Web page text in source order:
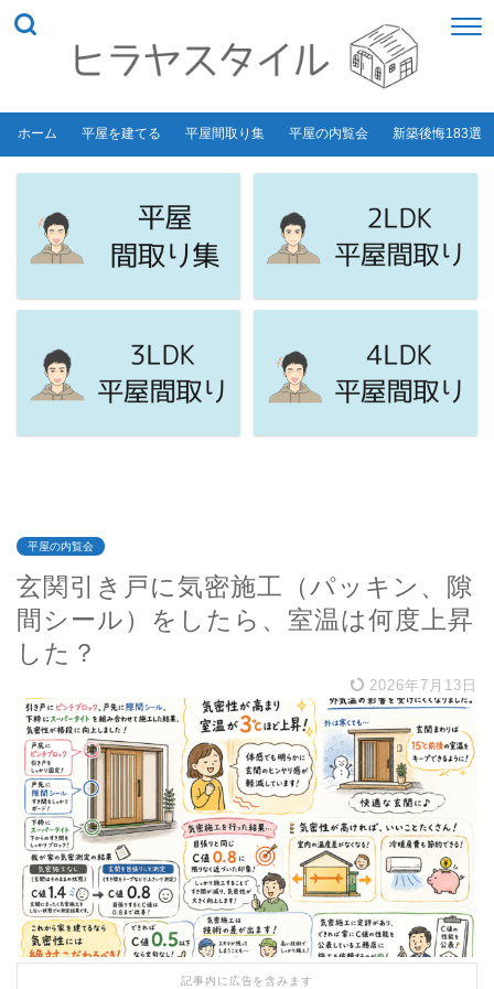
ホーム 平屋を建てる 平屋間取り集 平屋の内覧会 新築後悔183選
平屋の内覧会
玄関引き戸に気密施工（パッキン、隙
間シール）をしたら、室温は何度上昇
した？
2026年7月13日
記事内に広告を含みます